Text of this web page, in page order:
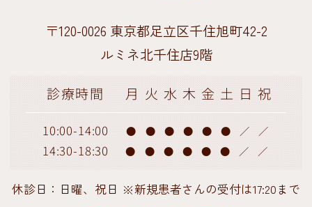
〒120-0026 東京都足立区千住旭町42-2
ルミネ北千住店9階
診療時間 月 火 水 木 金 土 日 祝
10:00-14:00 ● ● ● ● ● ● ／ ／
14:30-18:30 ● ● ● ● ● ● ／ ／
休診日：日曜、祝日 ※新規患者さんの受付は17:20まで